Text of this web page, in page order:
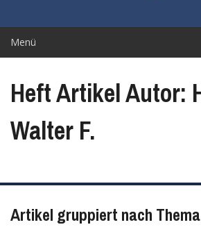
Menü
Heft Artikel Autor:
Walter F.
Artikel gruppiert nach Thema